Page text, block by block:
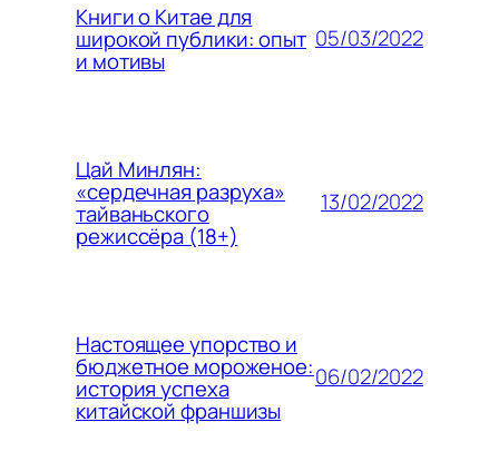
Книги о Китае для
широкой публики: опыт
и мотивы
05/03/2022
Цай Минлян:
«сердечная разруха»
тайваньского
режиссёра (18+)
13/02/2022
Настоящее упорство и
бюджетное мороженое:
история успеха
китайской франшизы
06/02/2022